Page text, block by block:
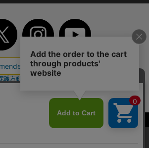
）を使用しています。Cookieの使用に同意いた
ックしてください。
用のお客様へ ご利用案内
ご利用規約
護方針
特定商取引法
プ
WEBカタログ 英語版TOP
SHIMOJIMA Co.,Ltd. All Rights Reserved.